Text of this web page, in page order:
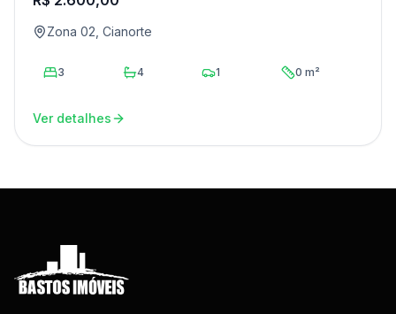
Zona 02, Cianorte
3 4 1 0 m²
Ver detalhes